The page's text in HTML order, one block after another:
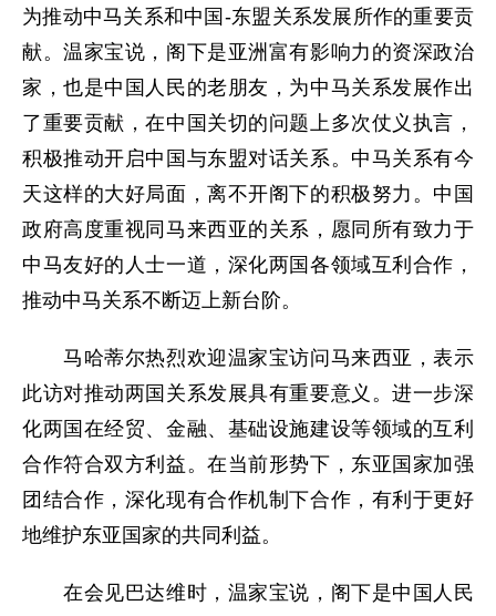
为推动中马关系和中国-东盟关系发展所作的重要贡
献。温家宝说，阁下是亚洲富有影响力的资深政治
家，也是中国人民的老朋友，为中马关系发展作出
了重要贡献，在中国关切的问题上多次仗义执言，
积极推动开启中国与东盟对话关系。中马关系有今
天这样的大好局面，离不开阁下的积极努力。中国
政府高度重视同马来西亚的关系，愿同所有致力于
中马友好的人士一道，深化两国各领域互利合作，
推动中马关系不断迈上新台阶。
马哈蒂尔热烈欢迎温家宝访问马来西亚，表示
此访对推动两国关系发展具有重要意义。进一步深
化两国在经贸、金融、基础设施建设等领域的互利
合作符合双方利益。在当前形势下，东亚国家加强
团结合作，深化现有合作机制下合作，有利于更好
地维护东亚国家的共同利益。
在会见巴达维时，温家宝说，阁下是中国人民